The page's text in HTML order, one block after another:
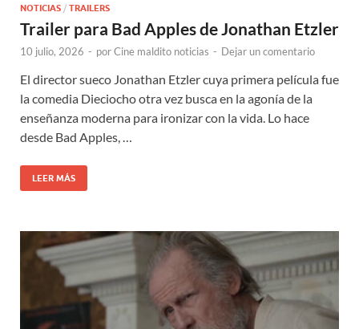
NOTICIAS / TRAILERS
Trailer para Bad Apples de Jonathan Etzler
10 julio, 2026 - porCine maldito noticias - Dejar un comentario
El director sueco Jonathan Etzler cuya primera película fue
la comedia Dieciocho otra vez busca en la agonía de la
enseñanza moderna para ironizar con la vida. Lo hace
desde Bad Apples, …
LEER MÁS